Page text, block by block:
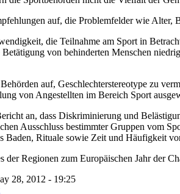
auf, die Problemfelder wie
die Teilnahme am Sport in
von behinderten Menschen
auf, Geschlechterstereotype zu
von Angestellten im Bereich Sport
an, dass Diskriminierung und
Ausschluss bestimmter Gruppen vom
Baden, Rituale sowie Zeit und Häufigkeit
der Regionen zum Europäischen Jahr der
28, 2012 - 19:25